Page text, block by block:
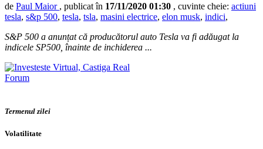
de Paul Maior , publicat în 17/11/2020 01:30 , cuvinte cheie: actiuni
tesla, s&p 500, tesla, tsla, masini electrice, elon musk, indici,
S&P 500 a anunțat că producătorul auto Tesla va fi adăugat la
indicele SP500, înainte de inchiderea ...
Forum
Termenul zilei
Volatilitate